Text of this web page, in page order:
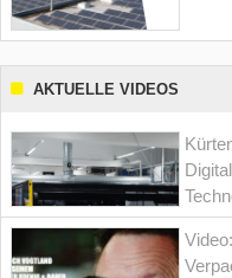
AKTUELLE VIDEOS